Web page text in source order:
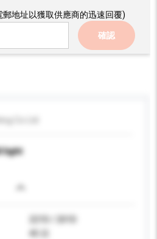
地址以獲取供應商的迅速回覆)
確認
light
45 日